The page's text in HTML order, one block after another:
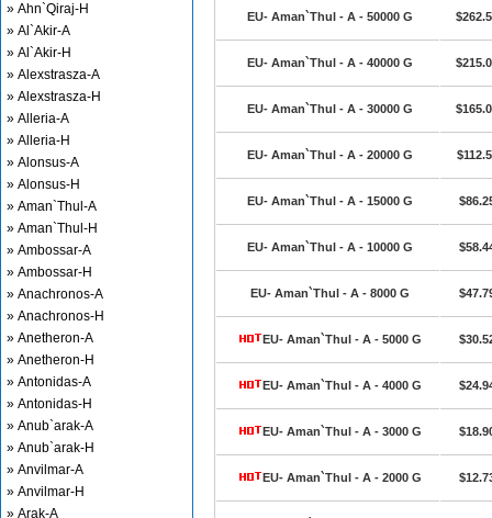
» Ahn`Qiraj-H
» Al`Akir-A
» Al`Akir-H
» Alexstrasza-A
» Alexstrasza-H
» Alleria-A
» Alleria-H
» Alonsus-A
» Alonsus-H
» Aman`Thul-A
» Aman`Thul-H
» Ambossar-A
» Ambossar-H
» Anachronos-A
» Anachronos-H
» Anetheron-A
» Anetheron-H
» Antonidas-A
» Antonidas-H
» Anub`arak-A
» Anub`arak-H
» Anvilmar-A
» Anvilmar-H
» Arak-A
EU- Aman`Thul - A - 50000 G
EU- Aman`Thul - A - 40000 G
EU- Aman`Thul - A - 30000 G
EU- Aman`Thul - A - 20000 G
EU- Aman`Thul - A - 15000 G
EU- Aman`Thul - A - 10000 G
EU- Aman`Thul - A - 8000 G
EU- Aman`Thul - A - 5000 G
EU- Aman`Thul - A - 4000 G
EU- Aman`Thul - A - 3000 G
EU- Aman`Thul - A - 2000 G